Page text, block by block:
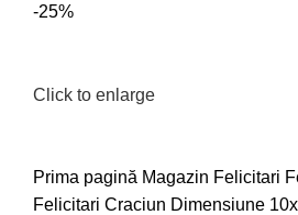
-25%
Click to enlarge
Prima pagină Magazin Felicitari
Felicitari Craciun Dimensiune